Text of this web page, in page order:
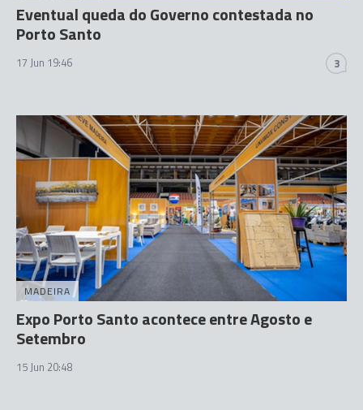
Eventual queda do Governo contestada no
Porto Santo
17 Jun 19:46 3
MADEIRA
Expo Porto Santo acontece entre Agosto e
Setembro
15 Jun 20:48